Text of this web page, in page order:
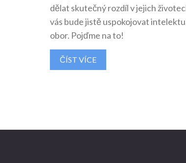
dělat skutečný rozdíl v jejich
vás bude jistě uspokojovat
obor. Pojďme na to!
ČÍST VÍCE